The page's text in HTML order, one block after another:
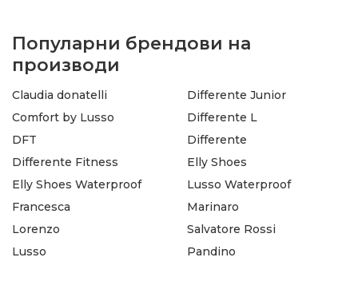
Популарни брендови на
производи
Claudia donatelli
Comfort by Lusso
DFT
Differente Fitness
Differente Junior
Differente L
Differente
Elly Shoes
Elly Shoes Waterproof
Francesca
Lorenzo
Lusso
Lusso Waterproof
Marinaro
Salvatore Rossi
Pandino